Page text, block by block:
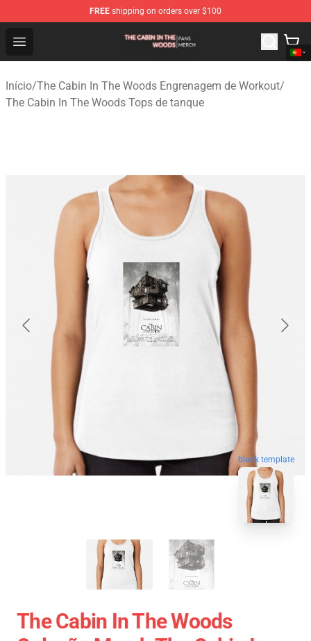
FREE shipping on orders over $100
Open menu
The Cabin In The Woods Shop - Official The Cabin In
Início/The Cabin In The Woods Engrenagem de Workout/
The Cabin In The Woods Tops de tanque
blank template
The Cabin In The Woods